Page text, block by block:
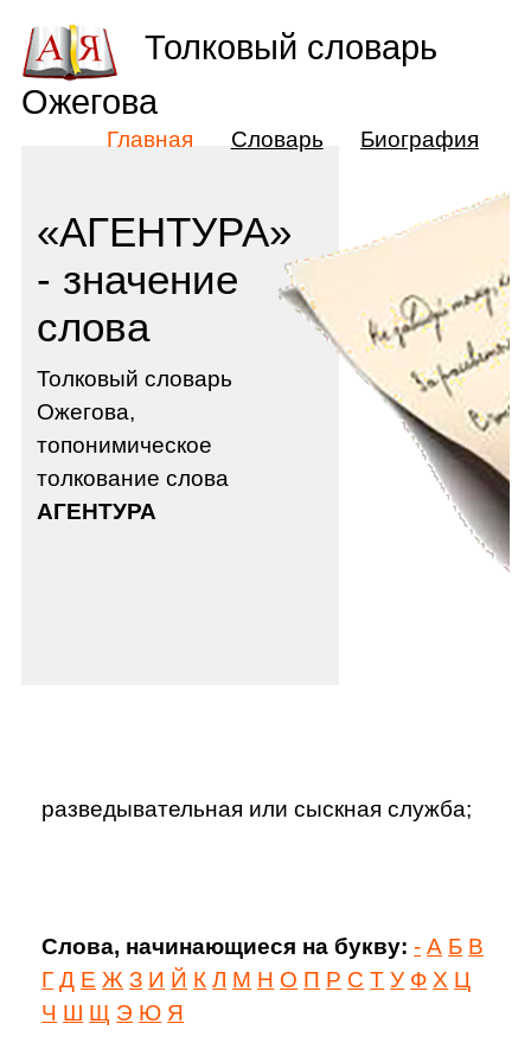
«АГЕНТУРА»
- значение
слова
Толковый словарь
Ожегова,
топонимическое
толкование слова
АГЕНТУРА
разведывательная или сыскная служба;
Слова, начинающиеся на букву: - А Б В
Г Д Е Ж З И Й К Л М Н О П Р С Т У Ф Х Ц
Ч Ш Щ Э Ю Я
Толковый словарь
Ожегова
Главная Словарь Биография